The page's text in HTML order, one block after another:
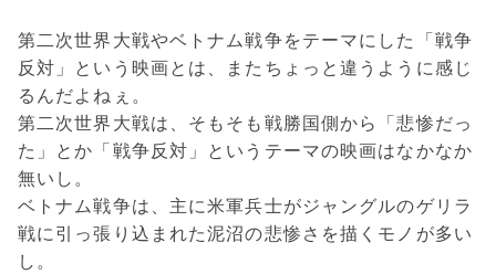
第二次世界大戦やベトナム戦争をテーマにした「戦争
反対」という映画とは、またちょっと違うように感じ
るんだよねぇ。
第二次世界大戦は、そもそも戦勝国側から「悲惨だっ
た」とか「戦争反対」というテーマの映画はなかなか
無いし。
ベトナム戦争は、主に米軍兵士がジャングルのゲリラ
戦に引っ張り込まれた泥沼の悲惨さを描くモノが多い
し。